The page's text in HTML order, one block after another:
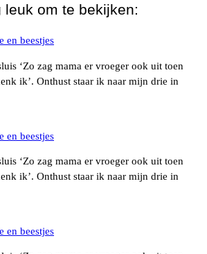
leuk om te bekijken:
en beestjes
‘Zo zag mama er vroeger ook uit toen
ik’. Onthust staar ik naar mijn drie in
en beestjes
‘Zo zag mama er vroeger ook uit toen
ik’. Onthust staar ik naar mijn drie in
en beestjes